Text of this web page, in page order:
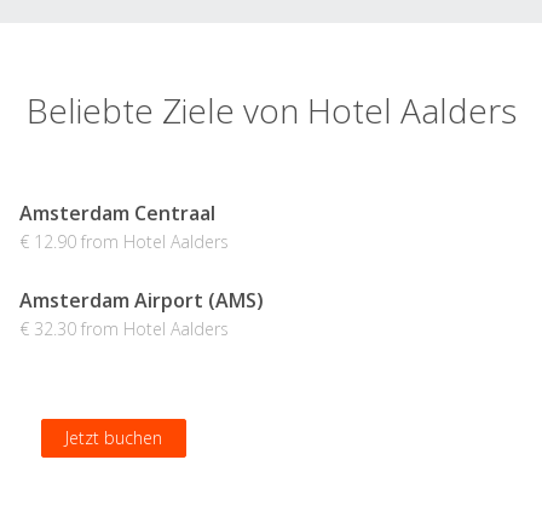
Beliebte Ziele von Hotel Aalders
Amsterdam Centraal
€ 12.90 from Hotel Aalders
Jetzt buchen
Amsterdam Airport (AMS)
€ 32.30 from Hotel Aalders
Jetzt buchen